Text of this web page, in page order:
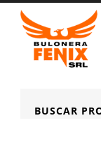
BUSCAR